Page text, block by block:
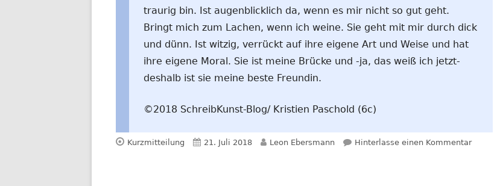
traurig bin. Ist augenblicklich da, wenn es mir nicht so gut geht.
Bringt mich zum Lachen, wenn ich weine. Sie geht mit mir durch dick
und dünn. Ist witzig, verrückt auf ihre eigene Art und Weise und hat
ihre eigene Moral. Sie ist meine Brücke und -ja, das weiß ich jetzt-
deshalb ist sie meine beste Freundin.
©2018 SchreibKunst-Blog/ Kristien Paschold (6c)
Format
Kurzmitteilung
Veröffentlicht
21. Juli 2018 Autor
Leon Ebersmann Hinterlasse einen Kommentarzu Traum